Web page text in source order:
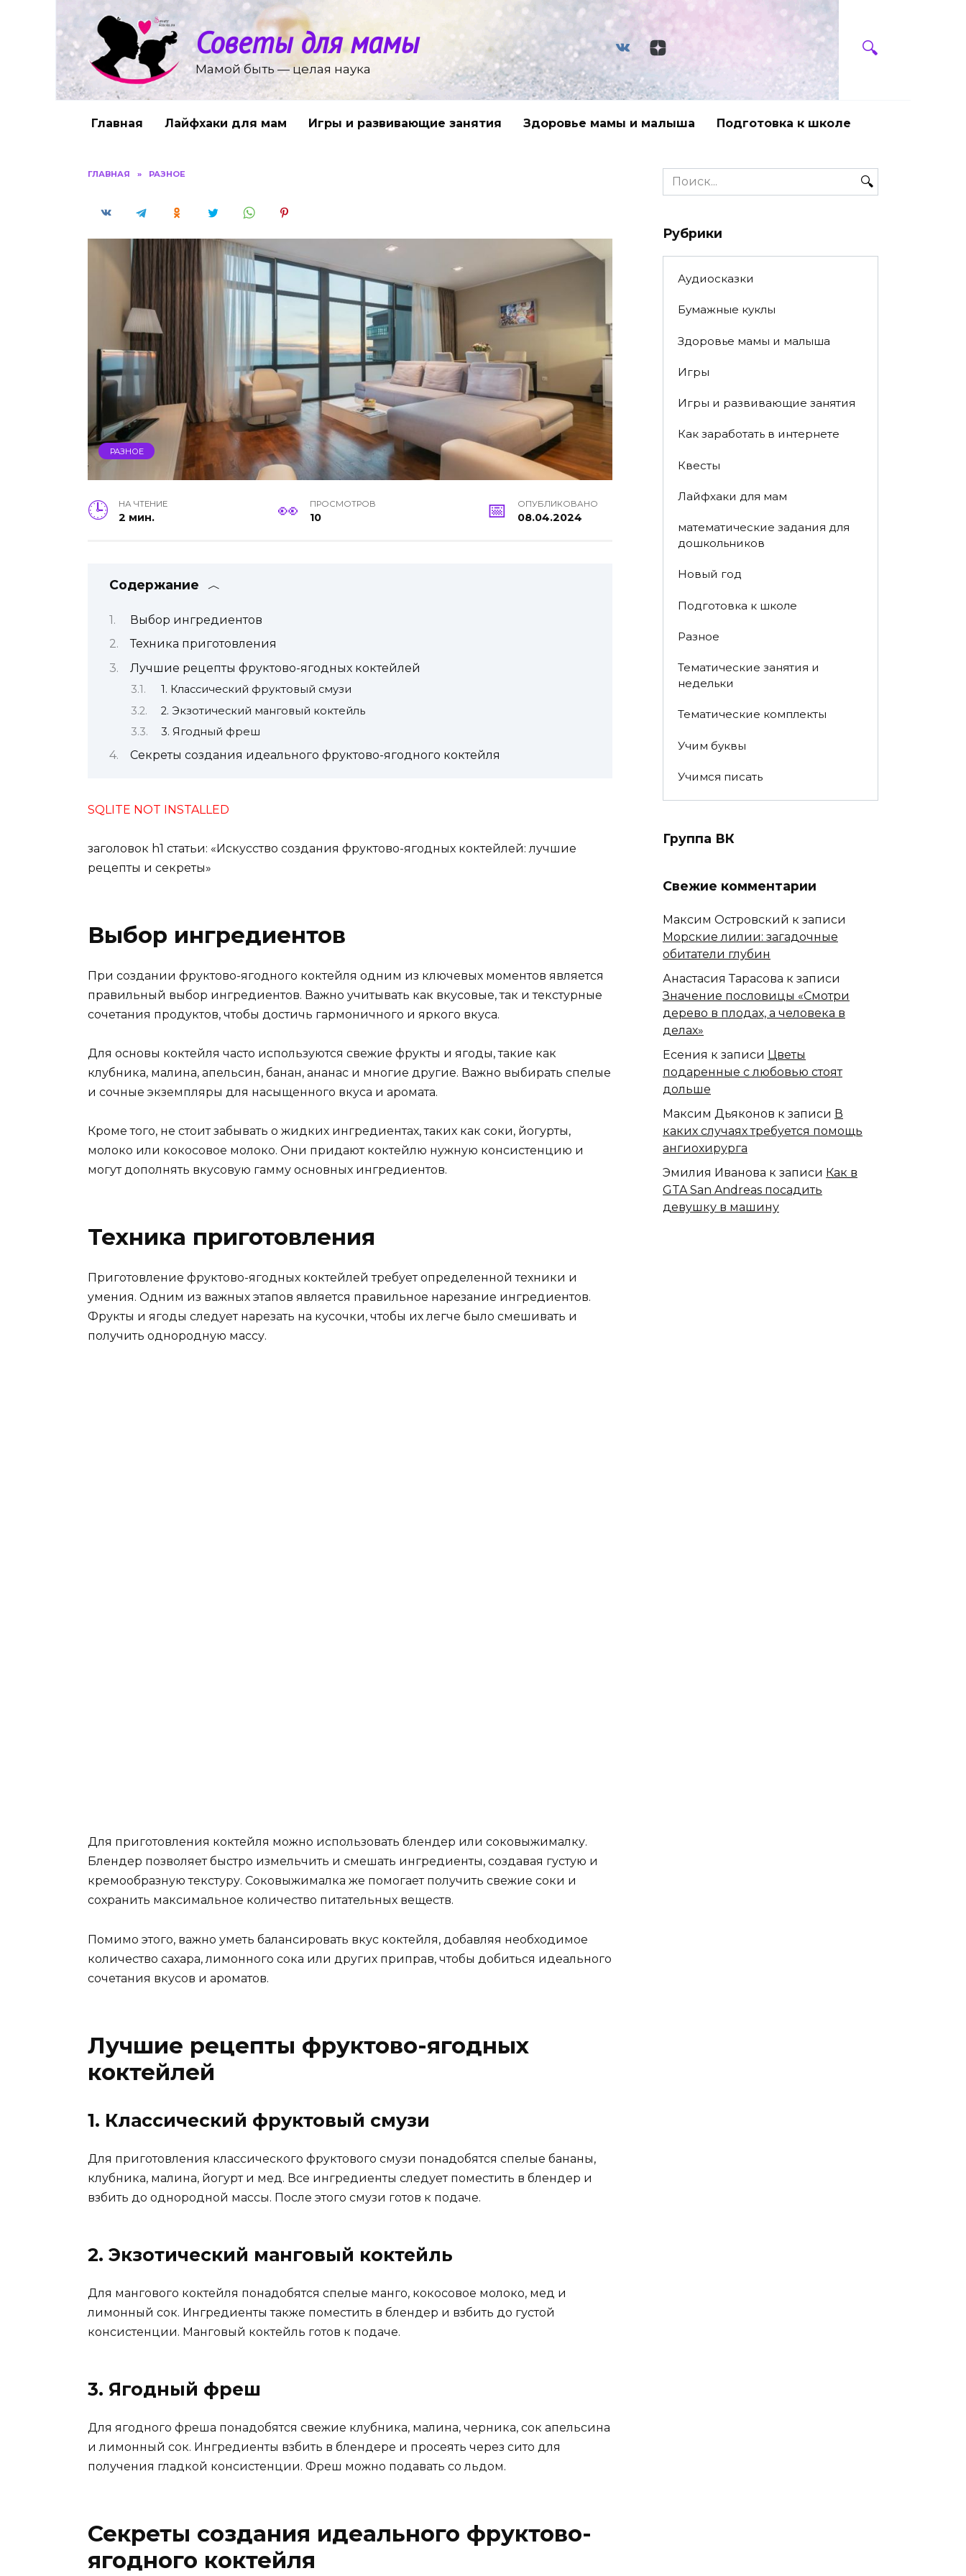
содержанию
Советы для мамы
Мамой быть — целая наука
Главная Лайфхаки для мам Игры и развивающие занятия Здоровье мамы и малыша Подготовка к школе
ГЛАВНАЯ » РАЗНОЕ
РАЗНОЕ
НА ЧТЕНИЕ
2 мин.
ПРОСМОТРОВ
10
ОПУБЛИКОВАНО
08.04.2024
Содержание
Выбор ингредиентов
Техника приготовления
Лучшие рецепты фруктово-ягодных коктейлей
1. Классический фруктовый смузи
2. Экзотический манговый коктейль
3. Ягодный фреш
Секреты создания идеального фруктово-ягодного коктейля
SQLITE NOT INSTALLED
заголовок h1 статьи: «Искусство создания фруктово-ягодных коктейлей: лучшие
рецепты и секреты»
Выбор ингредиентов
При создании фруктово-ягодного коктейля одним из ключевых моментов является
правильный выбор ингредиентов. Важно учитывать как вкусовые, так и текстурные
сочетания продуктов, чтобы достичь гармоничного и яркого вкуса.
Для основы коктейля часто используются свежие фрукты и ягоды, такие как
клубника, малина, апельсин, банан, ананас и многие другие. Важно выбирать спелые
и сочные экземпляры для насыщенного вкуса и аромата.
Кроме того, не стоит забывать о жидких ингредиентах, таких как соки, йогурты,
молоко или кокосовое молоко. Они придают коктейлю нужную консистенцию и
могут дополнять вкусовую гамму основных ингредиентов.
Техника приготовления
Приготовление фруктово-ягодных коктейлей требует определенной техники и
умения. Одним из важных этапов является правильное нарезание ингредиентов.
Фрукты и ягоды следует нарезать на кусочки, чтобы их легче было смешивать и
получить однородную массу.
Для приготовления коктейля можно использовать блендер или соковыжималку.
Блендер позволяет быстро измельчить и смешать ингредиенты, создавая густую и
кремообразную текстуру. Соковыжималка же помогает получить свежие соки и
сохранить максимальное количество питательных веществ.
Помимо этого, важно уметь балансировать вкус коктейля, добавляя необходимое
количество сахара, лимонного сока или других приправ, чтобы добиться идеального
сочетания вкусов и ароматов.
Лучшие рецепты фруктово-ягодных
коктейлей
1. Классический фруктовый смузи
Для приготовления классического фруктового смузи понадобятся спелые бананы,
клубника, малина, йогурт и мед. Все ингредиенты следует поместить в блендер и
взбить до однородной массы. После этого смузи готов к подаче.
2. Экзотический манговый коктейль
Для мангового коктейля понадобятся спелые манго, кокосовое молоко, мед и
лимонный сок. Ингредиенты также поместить в блендер и взбить до густой
консистенции. Манговый коктейль готов к подаче.
3. Ягодный фреш
Для ягодного фреша понадобятся свежие клубника, малина, черника, сок апельсина
и лимонный сок. Ингредиенты взбить в блендере и просеять через сито для
получения гладкой консистенции. Фреш можно подавать со льдом.
Секреты создания идеального фруктово-
ягодного коктейля
Search
for:
Рубрики
Аудиосказки
Бумажные куклы
Здоровье мамы и малыша
Игры
Игры и развивающие занятия
Как заработать в интернете
Квесты
Лайфхаки для мам
математические задания для
дошкольников
Новый год
Подготовка к школе
Разное
Тематические занятия и
недельки
Тематические комплекты
Учим буквы
Учимся писать
Группа ВК
Свежие комментарии
Максим Островский к записи
Морские лилии: загадочные
обитатели глубин
Анастасия Тарасова к записи
Значение пословицы «Смотри
дерево в плодах, а человека в
делах»
Есения к записи Цветы
подаренные с любовью стоят
дольше
Максим Дьяконов к записи В
каких случаях требуется помощь
ангиохирурга
Эмилия Иванова к записи Как в
GTA San Andreas посадить
девушку в машину